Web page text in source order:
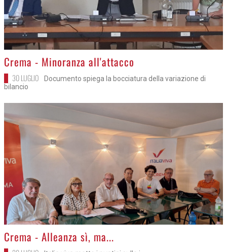
>
Crema - Minoranza all'attacco
30 LUGLIO
Documento spiega la bocciatura della variazione di
bilancio
>
Crema - Alleanza sì, ma...